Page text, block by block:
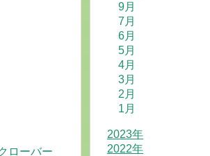
ローバー
9月
7月
6月
5月
4月
3月
2月
1月
2023年
2022年